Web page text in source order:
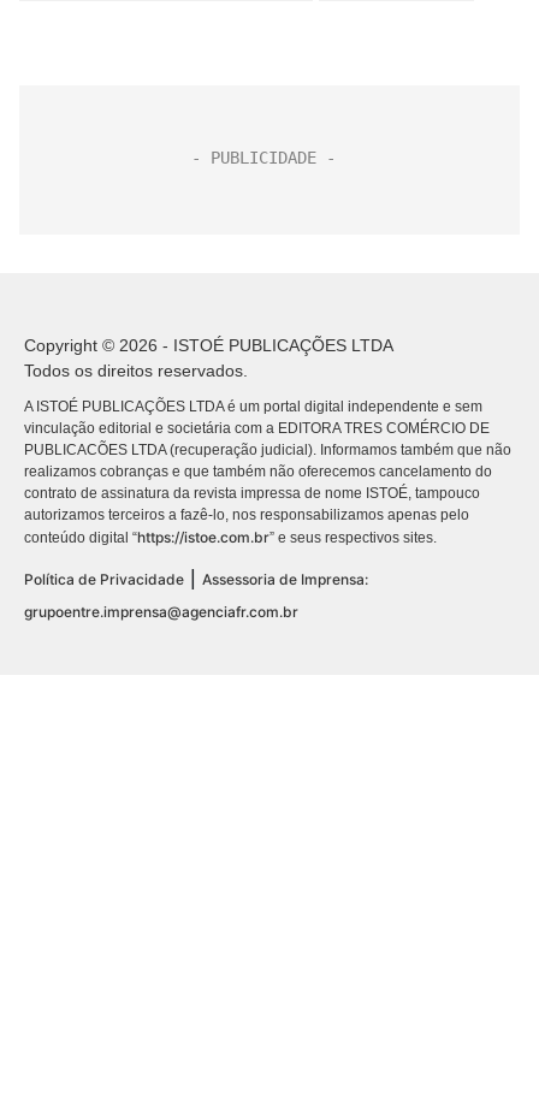
Copyright © 2026 - ISTOÉ PUBLICAÇÕES LTDA
Todos os direitos reservados.
A ISTOÉ PUBLICAÇÕES LTDA é um portal digital independente e sem
vinculação editorial e societária com a EDITORA TRES COMÉRCIO DE
PUBLICACÕES LTDA (recuperação judicial). Informamos também que não
realizamos cobranças e que também não oferecemos cancelamento do
contrato de assinatura da revista impressa de nome ISTOÉ, tampouco
autorizamos terceiros a fazê-lo, nos responsabilizamos apenas pelo
conteúdo digital “https://istoe.com.br” e seus respectivos sites.
Política de Privacidade
Assessoria de Imprensa:
grupoentre.imprensa@agenciafr.com.br